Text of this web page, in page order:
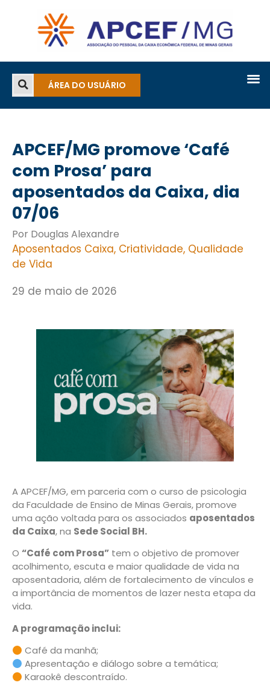
ÁREA DO USUÁRIO
APCEF/MG promove ‘Café
com Prosa’ para
aposentados da Caixa, dia
07/06
Por Douglas Alexandre
Aposentados Caixa, Criatividade, Qualidade
de Vida
29 de maio de 2026
A APCEF/MG, em parceria com o curso de psicologia
da Faculdade de Ensino de Minas Gerais, promove
uma ação voltada para os associados aposentados
da Caixa, na Sede Social BH.
O “Café com Prosa” tem o objetivo de promover
acolhimento, escuta e maior qualidade de vida na
aposentadoria, além de fortalecimento de vínculos e
a importância de momentos de lazer nesta etapa da
vida.
A programação inclui:
Café da manhã;
Apresentação e diálogo sobre a temática;
Karaokê descontraído.